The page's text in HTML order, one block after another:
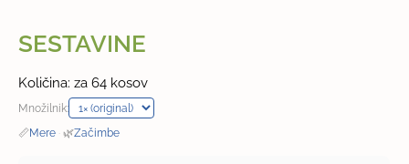
SESTAVINE
Količina: za 64 kosov
Množilnik:
📏Mere · 🌿Začimbe